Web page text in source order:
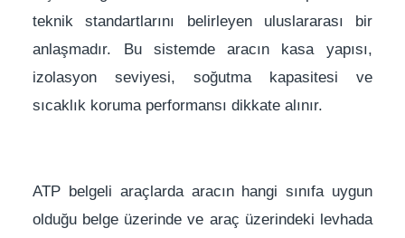
teknik standartlarını belirleyen uluslararası bir
anlaşmadır. Bu sistemde aracın kasa yapısı,
izolasyon seviyesi, soğutma kapasitesi ve
sıcaklık koruma performansı dikkate alınır.
ATP belgeli araçlarda aracın hangi sınıfa uygun
olduğu belge üzerinde ve araç üzerindeki levhada